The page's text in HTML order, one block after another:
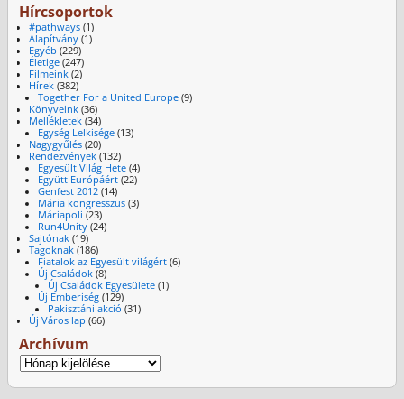
Hírcsoportok
#pathways(1)
Alapítvány(1)
Egyéb (229)
Életige(247)
Filmeink(2)
Hírek(382)
Together For a United Europe (9)
Könyveink(36)
Mellékletek(34)
Egység Lelkisége (13)
Nagygyűlés(20)
Rendezvények(132)
Egyesült Világ Hete (4)
Együtt Európáért (22)
Genfest 2012 (14)
Mária kongresszus (3)
Máriapoli (23)
Run4Unity (24)
Sajtónak(19)
Tagoknak(186)
Fiatalok az Egyesült világért (6)
Új Családok (8)
Új Családok Egyesülete(1)
Új Emberiség (129)
Pakisztáni akció (31)
Új Város lap (66)
Archívum